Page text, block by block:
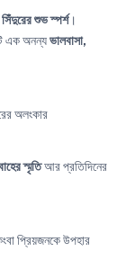
সিঁদুরের শুভ স্পর্শ।
এক অনন্যভালবাসা,
অলংকার
স্মৃতিআর প্রতিদিনের
প্রিয়জনকে উপহার